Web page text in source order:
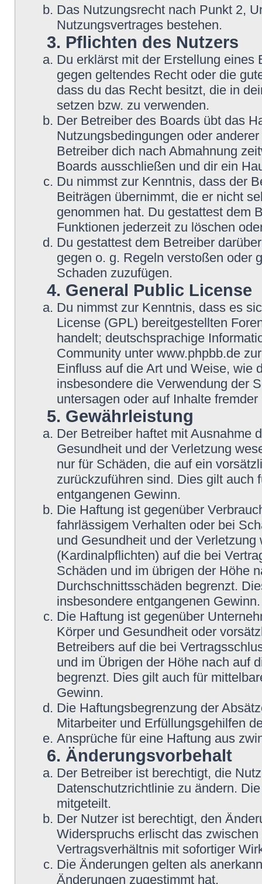
Das Nutzungsrecht nach Punkt 2,
Nutzungsvertrages bestehen.
3. Pflichten des Nutzers
Du erklärst mit der Erstellung eines
gegen geltendes Recht oder die
dass du das Recht besitzt, die in
setzen bzw. zu verwenden.
Der Betreiber des Boards übt das
Nutzungsbedingungen oder
Betreiber dich nach Abmahnung
Boards ausschließen und dir ein
Du nimmst zur Kenntnis, dass der
Beiträgen übernimmt, die er nicht
genommen hat. Du gestattest dem
Funktionen jederzeit zu löschen
Du gestattest dem Betreiber
gegen o. g. Regeln verstoßen oder
Schaden zuzufügen.
4. General Public License
Du nimmst zur Kenntnis, dass es
License (GPL) bereitgestellten
handelt; deutschsprachige
Community unter www.phpbb.de
Einfluss auf die Art und Weise, wie
insbesondere die Verwendung der
untersagen oder auf Inhalte
5. Gewährleistung
Der Betreiber haftet mit Ausnahme
Gesundheit und der Verletzung
nur für Schäden, die auf ein
zurückzuführen sind. Dies gilt auch
entgangenen Gewinn.
Die Haftung ist gegenüber
fahrlässigem Verhalten oder bei
und Gesundheit und der
(Kardinalpflichten) auf die bei
Schäden und im übrigen der Höhe
Durchschnittsschäden begrenzt.
insbesondere entgangenen Gewinn.
Die Haftung ist gegenüber
Körper und Gesundheit oder
Betreibers auf die bei
und im Übrigen der Höhe nach auf
begrenzt. Dies gilt auch für
Gewinn.
Die Haftungsbegrenzung der
Mitarbeiter und Erfüllungsgehilfen
Ansprüche für eine Haftung aus
6. Änderungsvorbehalt
Der Betreiber ist berechtigt, die
Datenschutzrichtlinie zu ändern.
mitgeteilt.
Der Nutzer ist berechtigt, den
Widerspruchs erlischt das
Vertragsverhältnis mit sofortiger
Die Änderungen gelten als
Änderungen zugestimmt hat.